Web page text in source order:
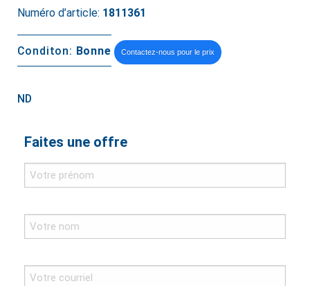
Numéro d’article: 1811361
Conditon: Bonne Contactez-nous pour le prix
ND
Faites une offre